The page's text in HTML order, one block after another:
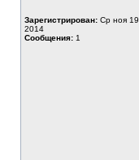
Зарегистрирован: Ср ноя 19,
2014
Сообщения: 1